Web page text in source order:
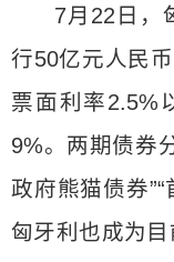
7月22日，
行50亿元人民
票面利率2.5%
9%。两期债券
政府熊猫债券”“
匈牙利也成为